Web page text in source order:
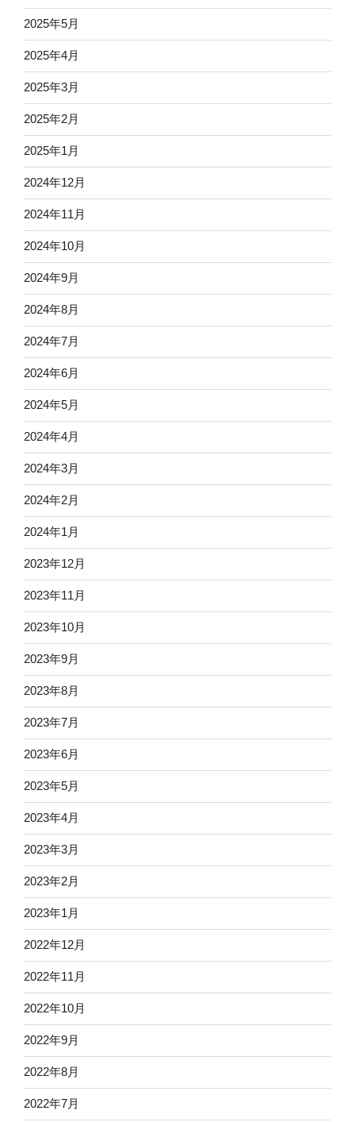
2025年5月
2025年4月
2025年3月
2025年2月
2025年1月
2024年12月
2024年11月
2024年10月
2024年9月
2024年8月
2024年7月
2024年6月
2024年5月
2024年4月
2024年3月
2024年2月
2024年1月
2023年12月
2023年11月
2023年10月
2023年9月
2023年8月
2023年7月
2023年6月
2023年5月
2023年4月
2023年3月
2023年2月
2023年1月
2022年12月
2022年11月
2022年10月
2022年9月
2022年8月
2022年7月